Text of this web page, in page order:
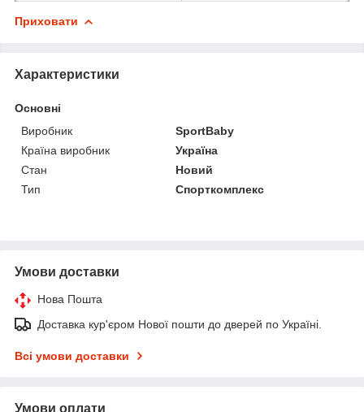
Приховати
Характеристики
Основні
Виробник
SportBaby
Країна виробник
Україна
Стан
Новий
Тип
Спорткомплекс
Умови доставки
Нова Пошта
Доставка кур'єром Нової пошти до дверей по Україні.
Всі умови доставки
Умови оплати